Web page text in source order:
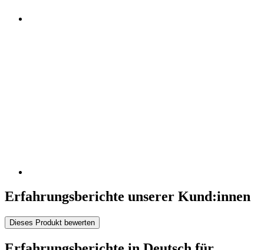
Erfahrungsberichte unserer Kund:innen
Dieses Produkt bewerten